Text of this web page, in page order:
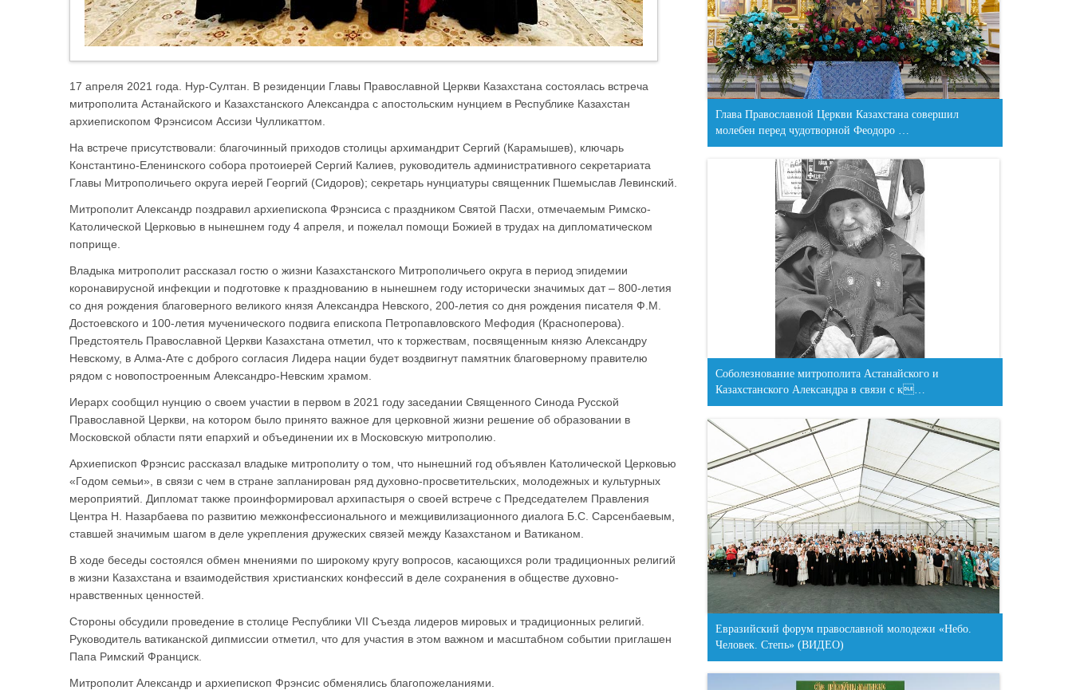
17 апреля 2021 года. Нур-Султан. В резиденции Главы Православной Церкви Казахстана состоялась встреча
митрополита Астанайского и Казахстанского Александра с апостольским нунцием в Республике Казахстан
архиепископом Фрэнсисом Ассизи Чулликаттом.
На встрече присутствовали: благочинный приходов столицы архимандрит Сергий (Карамышев), ключарь
Константино-Еленинского собора протоиерей Сергий Калиев, руководитель административного секретариата
Главы Митрополичьего округа иерей Георгий (Сидоров); секретарь нунциатуры священник Пшемыслав Левинский.
Митрополит Александр поздравил архиепископа Фрэнсиса с праздником Святой Пасхи, отмечаемым Римско-
Католической Церковью в нынешнем году 4 апреля, и пожелал помощи Божией в трудах на дипломатическом
поприще.
Владыка митрополит рассказал гостю о жизни Казахстанского Митрополичьего округа в период эпидемии
коронавирусной инфекции и подготовке к празднованию в нынешнем году исторически значимых дат – 800-летия
со дня рождения благоверного великого князя Александра Невского, 200-летия со дня рождения писателя Ф.М.
Достоевского и 100-летия мученического подвига епископа Петропавловского Мефодия (Красноперова).
Предстоятель Православной Церкви Казахстана отметил, что к торжествам, посвященным князю Александру
Невскому, в Алма-Ате с доброго согласия Лидера нации будет воздвигнут памятник благоверному правителю
рядом с новопостроенным Александро-Невским храмом.
Иерарх сообщил нунцию о своем участии в первом в 2021 году заседании Священного Синода Русской
Православной Церкви, на котором было принято важное для церковной жизни решение об образовании в
Московской области пяти епархий и объединении их в Московскую митрополию.
Архиепископ Фрэнсис рассказал владыке митрополиту о том, что нынешний год объявлен Католической Церковью
«Годом семьи», в связи с чем в стране запланирован ряд духовно-просветительских, молодежных и культурных
мероприятий. Дипломат также проинформировал архипастыря о своей встрече с Председателем Правления
Центра Н. Назарбаева по развитию межконфессионального и межцивилизационного диалога Б.С. Сарсенбаевым,
ставшей значимым шагом в деле укрепления дружеских связей между Казахстаном и Ватиканом.
В ходе беседы состоялся обмен мнениями по широкому кругу вопросов, касающихся роли традиционных религий
в жизни Казахстана и взаимодействия христианских конфессий в деле сохранения в обществе духовно-
нравственных ценностей.
Стороны обсудили проведение в столице Республики VII Съезда лидеров мировых и традиционных религий.
Руководитель ватиканской дипмиссии отметил, что для участия в этом важном и масштабном событии приглашен
Папа Римский Франциск.
Митрополит Александр и архиепископ Фрэнсис обменялись благопожеланиями.
Глава Православной Церкви Казахстана совершил
молебен перед чудотворной Феодоро …
Соболезнование митрополита Астанайского и
Казахстанского Александра в связи с к…
Евразийский форум православной молодежи «Небо.
Человек. Степь» (ВИДЕО)